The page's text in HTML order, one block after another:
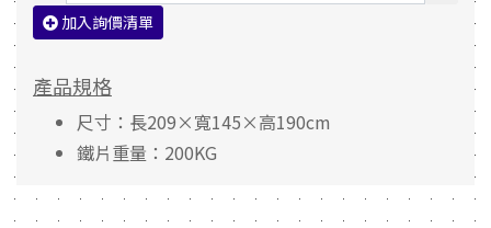
加入詢價清單
產品規格
尺寸：長209×寬145×高190cm
鐵片重量：200KG